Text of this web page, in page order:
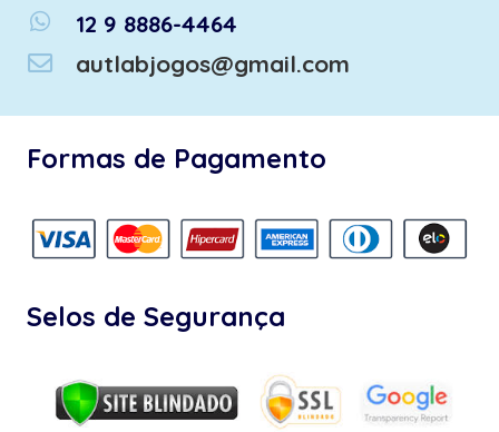
whatsapp
12 9 8886-4464
autlabjogos@gmail.com
Formas de Pagamento
Selos de Segurança